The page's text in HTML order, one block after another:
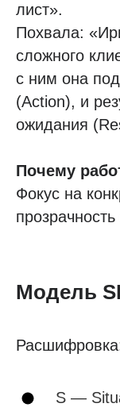
лист».
Похвала:
сложного
с ним она
(Action), и
ожидания
Почему
Фокус на
Модель
S —